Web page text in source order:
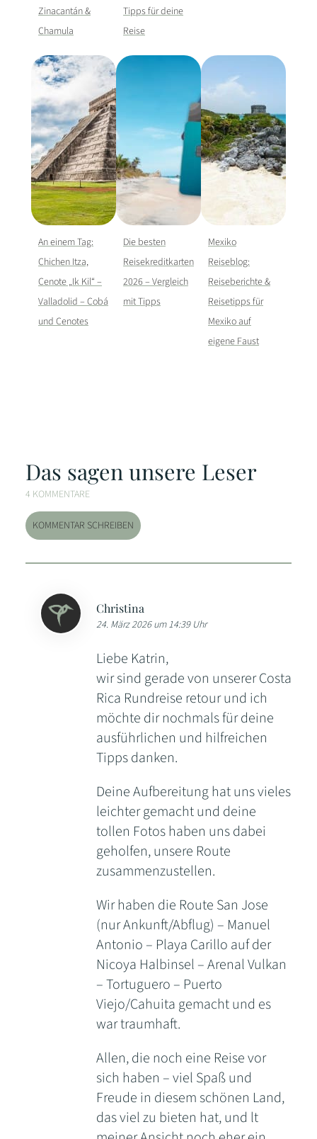
Zinacantán &
Chamula
Tipps für deine
Reise
An einem Tag:
Chichen Itza,
Cenote „Ik Kil“ –
Valladolid – Cobá
und Cenotes
Die besten
Reisekreditkarten
2026 – Vergleich
mit Tipps
Mexiko
Reiseblog:
Reiseberichte &
Reisetipps für
Mexiko auf
eigene Faust
Das sagen unsere Leser
4 KOMMENTARE
KOMMENTAR SCHREIBEN
Christina
24. März 2026 um 14:39 Uhr
Liebe Katrin,
wir sind gerade von unserer Costa
Rica Rundreise retour und ich
möchte dir nochmals für deine
ausführlichen und hilfreichen
Tipps danken.
Deine Aufbereitung hat uns vieles
leichter gemacht und deine
tollen Fotos haben uns dabei
geholfen, unsere Route
zusammenzustellen.
Wir haben die Route San Jose
(nur Ankunft/Abflug) – Manuel
Antonio – Playa Carillo auf der
Nicoya Halbinsel – Arenal Vulkan
– Tortuguero – Puerto
Viejo/Cahuita gemacht und es
war traumhaft.
Allen, die noch eine Reise vor
sich haben – viel Spaß und
Freude in diesem schönen Land,
das viel zu bieten hat, und lt